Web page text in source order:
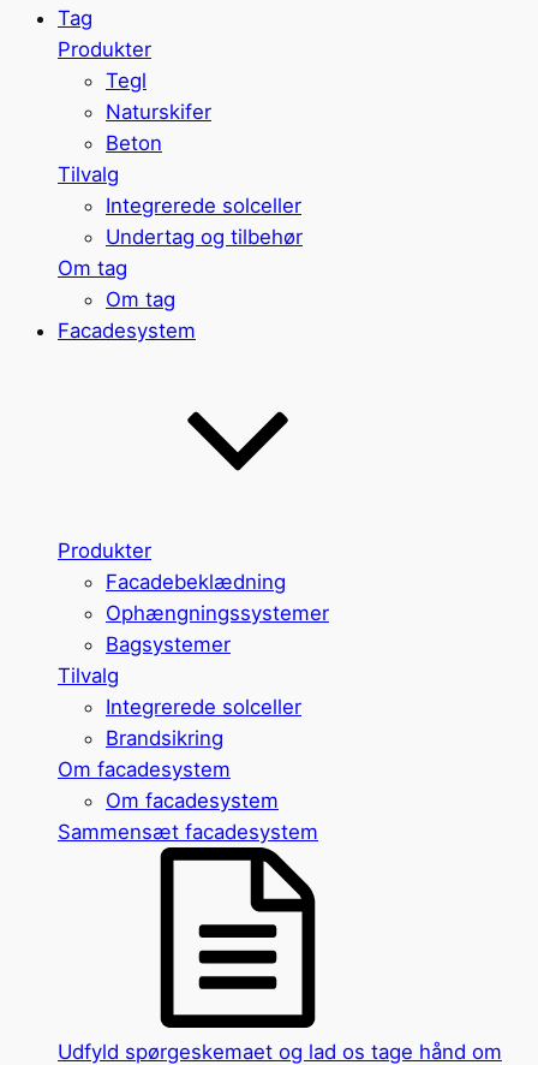
Tag
Produkter
Tegl
Naturskifer
Beton
Tilvalg
Integrerede solceller
Undertag og tilbehør
Om tag
Om tag
Facadesystem
Produkter
Facadebeklædning
Ophængningssystemer
Bagsystemer
Tilvalg
Integrerede solceller
Brandsikring
Om facadesystem
Om facadesystem
Sammensæt facadesystem
Udfyld spørgeskemaet og lad os tage hånd om